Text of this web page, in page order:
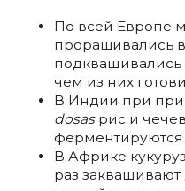
По всей Европе
проращивались
чем из них
В Индии при
dosasрис и
ферментируются
В Африке
раз